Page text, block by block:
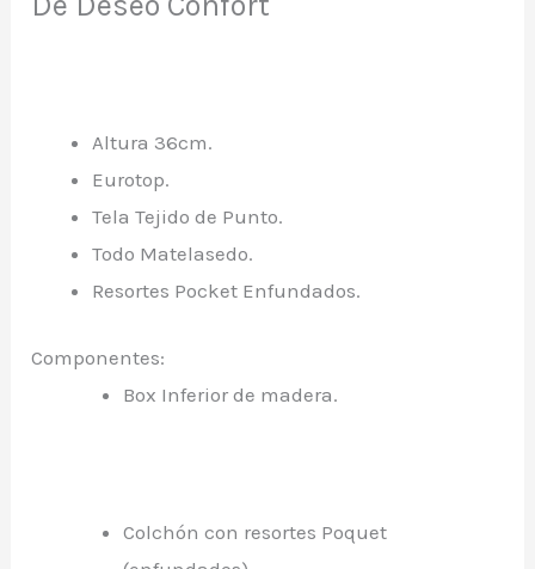
Altura 36cm.
Eurotop.
Tela Tejido de Punto.
Todo Matelasedo.
Resortes Pocket Enfundados.
Componentes:
Box Inferior de madera.
Colchón con resortes Poquet